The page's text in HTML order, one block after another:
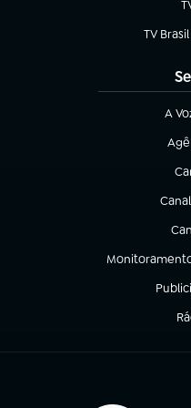
TV
(abre
A
(abre
(abre em nova
(abre